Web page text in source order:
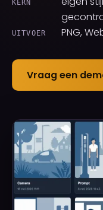
KERN
UITVOER PNG,
Vraag een